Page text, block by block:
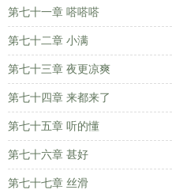
第七十一章 嗒嗒嗒
第七十二章 小满
第七十三章 夜更凉爽
第七十四章 来都来了
第七十五章 听的懂
第七十六章 甚好
第七十七章 丝滑